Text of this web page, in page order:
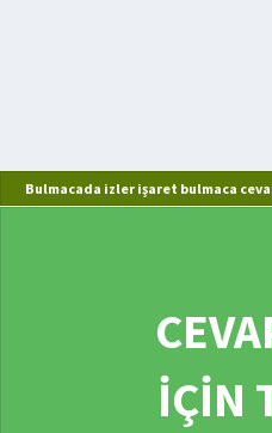
Bulmacada izler işaret bulmaca
İÇİN